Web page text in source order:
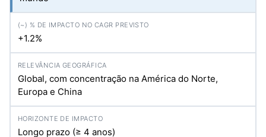
+1.2%
Global, com concentração na América do Norte,
Europa e China
Longo prazo (≥ 4 anos)